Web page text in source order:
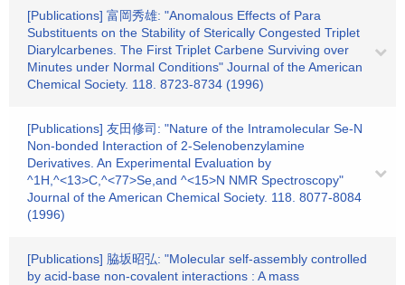
[Publications] 富岡秀雄: "Anomalous Effects of Para
Substituents on the Stability of Sterically Congested Triplet
Diarylcarbenes. The First Triplet Carbene Surviving over
Minutes under Normal Conditions" Journal of the American
Chemical Society. 118. 8723-8734 (1996)
[Publications] 友田修司: "Nature of the Intramolecular Se-N
Non-bonded Interaction of 2-Selenobenzylamine
Derivatives. An Experimental Evaluation by
^1H,^<13>C,^<77>Se,and ^<15>N NMR Spectroscopy"
Journal of the American Chemical Society. 118. 8077-8084
(1996)
[Publications] 脇坂昭弘: "Molecular self-assembly controlled
by acid-base non-covalent interactions : A mass